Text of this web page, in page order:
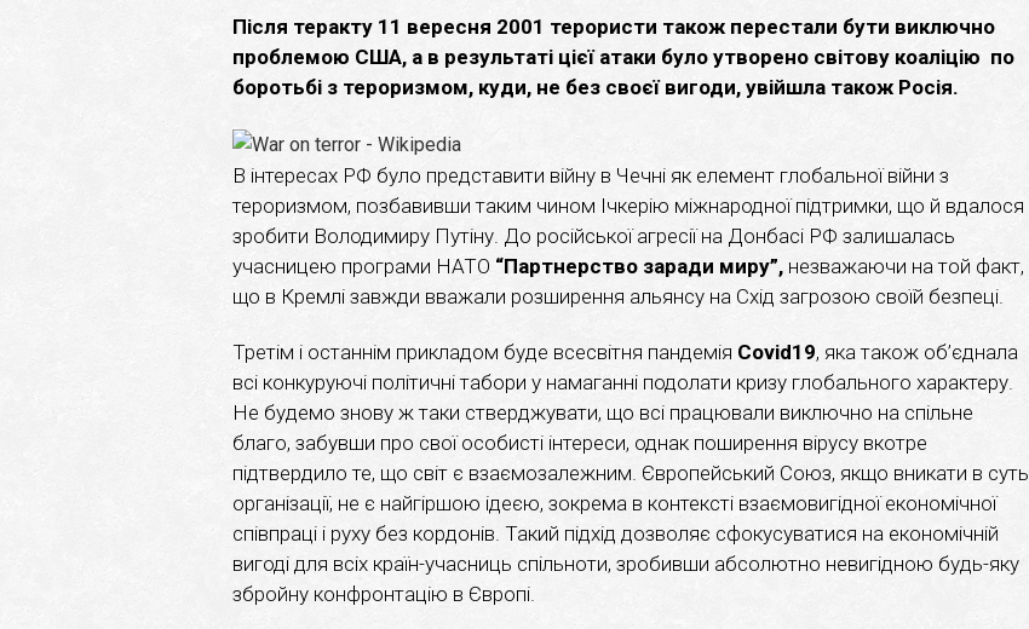
Після теракту 11 вересня 2001 терористи також перестали бути виключно
проблемою США, а в результаті цієї атаки було утворено світову коаліцію по
боротьбі з тероризмом, куди, не без своєї вигоди, увійшла також Росія.
В інтересах РФ було представити війну в Чечні як елемент глобальної війни з
тероризмом, позбавивши таким чином Ічкерію міжнародної підтримки, що й вдалося
зробити Володимиру Путіну. До російської агресії на Донбасі РФ залишалась
учасницею програми НАТО “Партнерство заради миру”, незважаючи на той факт,
що в Кремлі завжди вважали розширення альянсу на Схід загрозою своїй безпеці.
Третім і останнім прикладом буде всесвітня пандемія Covid19, яка також об’єднала
всі конкуруючі політичні табори у намаганні подолати кризу глобального характеру.
Не будемо знову ж таки стверджувати, що всі працювали виключно на спільне
благо, забувши про свої особисті інтереси, однак поширення вірусу вкотре
підтвердило те, що світ є взаємозалежним. Європейський Союз, якщо вникати в суть
організації, не є найгіршою ідеєю, зокрема в контексті взаємовигідної економічної
співпраці і руху без кордонів. Такий підхід дозволяє сфокусуватися на економічній
вигоді для всіх країн-учасниць спільноти, зробивши абсолютно невигідною будь-яку
збройну конфронтацію в Європі.